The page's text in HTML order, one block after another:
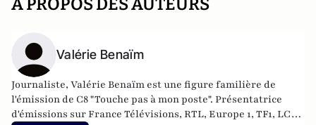
A PROPOS DES AUTEURS
Valérie Benaïm
Journaliste, Valérie Benaïm est une figure familière de
l'émission de C8 "Touche pas à mon poste". Présentatrice
d'émissions sur France Télévisions, RTL, Europe 1, TF1, LCI,